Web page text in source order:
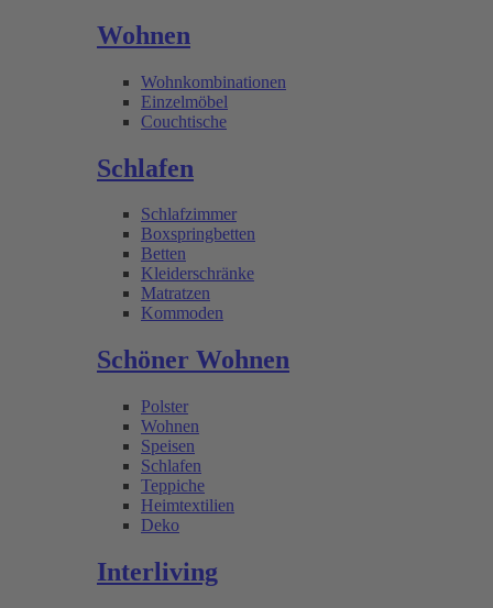
Wohnen
Wohnkombinationen
Einzelmöbel
Couchtische
Schlafen
Schlafzimmer
Boxspringbetten
Betten
Kleiderschränke
Matratzen
Kommoden
Schöner Wohnen
Polster
Wohnen
Speisen
Schlafen
Teppiche
Heimtextilien
Deko
Interliving